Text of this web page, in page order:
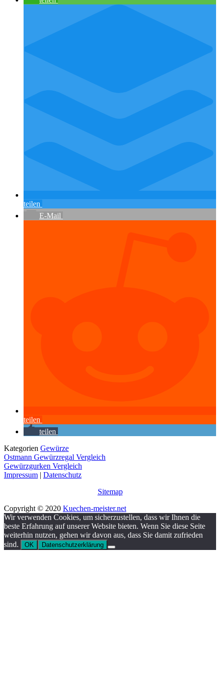
teilen
E-Mail
teilen
teilen
Kategorien Gewürze
Ostmann Gewürzregal Vergleich
Gewürzgurken Vergleich
Impressum | Datenschutz
Sitemap
Copyright © 2020 Kuechen-meister.net
Wir verwenden Cookies, um sicherzustellen, dass wir Ihnen die
beste Erfahrung auf unserer Website bieten. Wenn Sie diese Seite
weiterhin nutzen, gehen wir davon aus, dass Sie damit zufrieden
sind.
OK Datenschutzerklärung